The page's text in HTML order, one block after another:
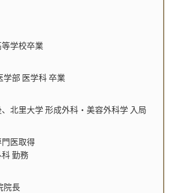
学校卒業
部 医学科 卒業
北里大学 形成外科・美容外科学 入局
医取得
勤務
院長